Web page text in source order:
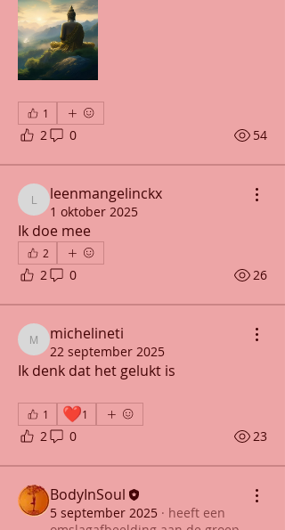
1
2 0 54
leenmangelinckx
leenmangelinckx
1 oktober 2025
Ik doe mee
2
2 0 26
michelineti
michelineti
22 september 2025
Ik denk dat het gelukt is
1 ❤️1
2 0 23
BodyInSoul
5 september 2025 · heeft een